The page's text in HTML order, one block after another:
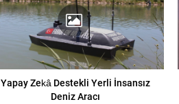
Yapay Zekâ Destekli Yerli İnsansız
Deniz Aracı